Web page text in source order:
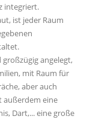
integriert.
ist jeder Raum
angelegt,
mit Raum für
aber auch
außerdem eine
Dart,... eine große